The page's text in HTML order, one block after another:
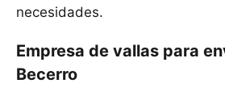
necesidades.
Empresa de vallas para
Becerro